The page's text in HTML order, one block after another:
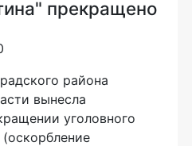
прекращено
района
вынесла
уголовного